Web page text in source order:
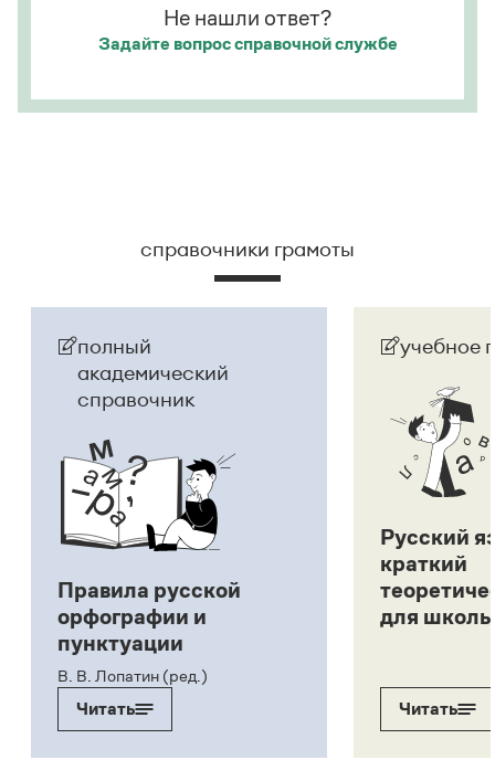
именительном падеже имеет форму
склоняется:Анна Танчина, тетрадь Анны
Страница ответа
Не нашли ответ?
Задайте вопроссправочной службе
справочники грамоты
полный
академический
справочник
Правила русской
орфографии и
пунктуации
В. В. Лопатин (ред.)
Читать
учебное
Русский
краткий
для
Читать